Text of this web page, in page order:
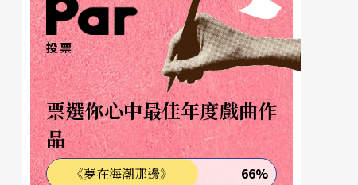
投票
票選你心中最佳年度戲曲作
品
《夢在海潮那邊》 66%